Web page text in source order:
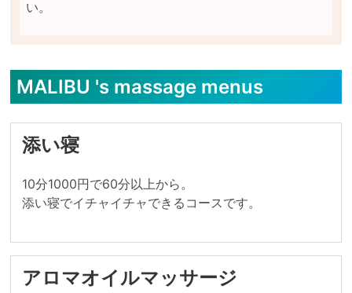
MALIBU 's massage menus
添い寝
10分1000円で60分以上から。
添い寝でイチャイチャできるコースです。
アロマオイルマッサージ